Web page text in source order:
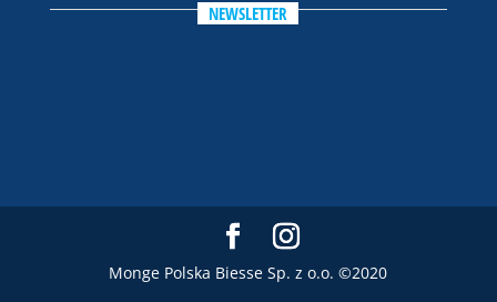
NEWSLETTER
Monge Polska Biesse Sp. z o.o. ©2020